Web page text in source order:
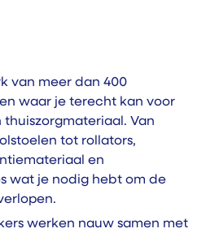
van meer dan 400
waar je terecht kan voor
Van
tot rollators,
en
wat je nodig hebt om de
werken nauw samen met